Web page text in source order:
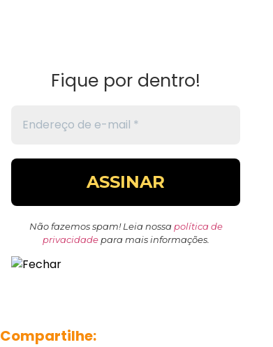
Fique por dentro!
Não fazemos spam! Leia nossa política de
privacidadepara mais informações.
Compartilhe: